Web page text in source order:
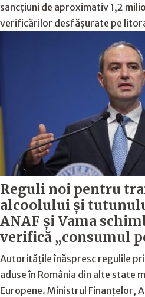
sancțiuni de aproximativ 1,2
verificărilor desfășurate pe
Reguli noi pentru
alcoolului și
ANAF și Vama
verifică „consumul
Autoritățile înăspresc regulile
aduse în România din alte state
Europene. Ministrul Finanțelor,